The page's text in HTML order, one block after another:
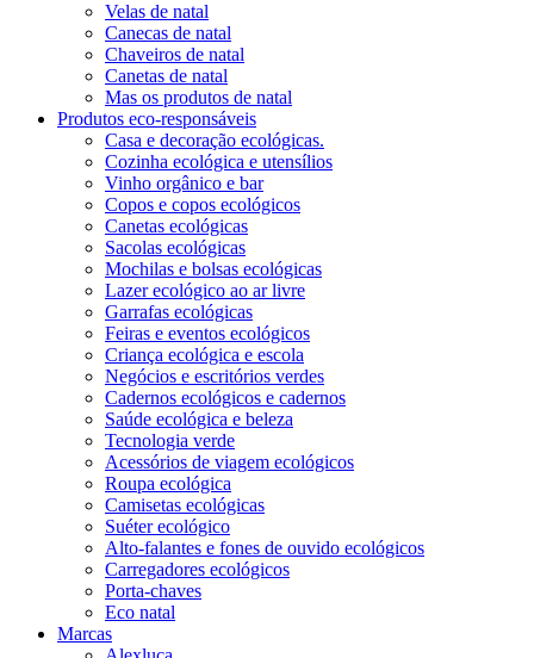
Velas de natal
Canecas de natal
Chaveiros de natal
Canetas de natal
Mas os produtos de natal
Produtos eco-responsáveis
Casa e decoração ecológicas.
Cozinha ecológica e utensílios
Vinho orgânico e bar
Copos e copos ecológicos
Canetas ecológicas
Sacolas ecológicas
Mochilas e bolsas ecológicas
Lazer ecológico ao ar livre
Garrafas ecológicas
Feiras e eventos ecológicos
Criança ecológica e escola
Negócios e escritórios verdes
Cadernos ecológicos e cadernos
Saúde ecológica e beleza
Tecnologia verde
Acessórios de viagem ecológicos
Roupa ecológica
Camisetas ecológicas
Suéter ecológico
Alto-falantes e fones de ouvido ecológicos
Carregadores ecológicos
Porta-chaves
Eco natal
Marcas